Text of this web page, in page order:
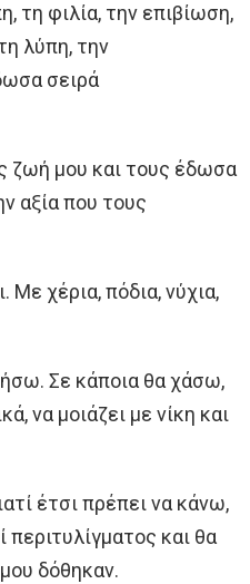
τη φιλία, την επιβίωση,
λύπη, την
σειρά
ζωή μου και τους έδωσα
αξία που τους
Με χέρια, πόδια, νύχια,
Σε κάποια θα χάσω,
να μοιάζει με νίκη και
έτσι πρέπει να κάνω,
και θα
δόθηκαν.